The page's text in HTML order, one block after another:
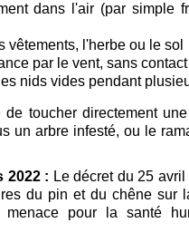
dans l'air (par simple
vêtements, l'herbe ou le sol
par le vent, sans
nids vides pendant
toucher directement
un arbre infesté, ou le
2022 : Le décret du 25
du pin et du chêne sur
menace pour la santé